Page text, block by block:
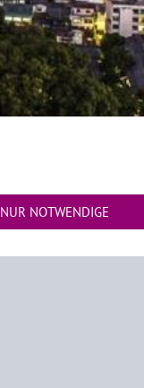
NUR NOTWENDIGE